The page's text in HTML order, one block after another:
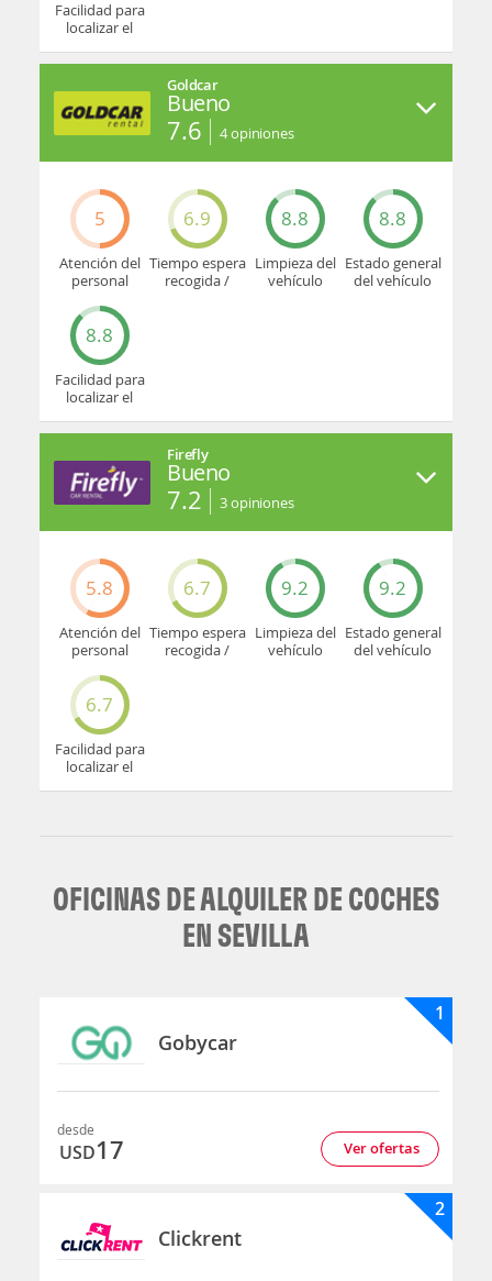
Facilidad para
localizar el
oficina
Goldcar
Bueno
7.6 4opiniones
5
Atención del
personal
6.9
Tiempo espera
recogida /
8.8
Limpieza del
vehículo
8.8
Estado general
del vehículo
8.8
Facilidad para
localizar el
oficina
Firefly
Bueno
7.2 3opiniones
5.8
Atención del
personal
6.7
Tiempo espera
recogida /
9.2
Limpieza del
vehículo
9.2
Estado general
del vehículo
6.7
Facilidad para
localizar el
OFICINAS DE ALQUILER DE COCHES
EN SEVILLA
Gobycar
1
desde
USD17 Ver ofertas
Clickrent
2